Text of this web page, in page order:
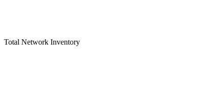
Total Network Inventory